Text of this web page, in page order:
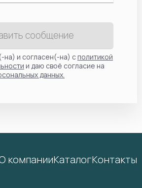
сообщение
на) и согласен(-на) сполитикой
и даю своё согласие на
данных.
компанииКаталогКонтакты